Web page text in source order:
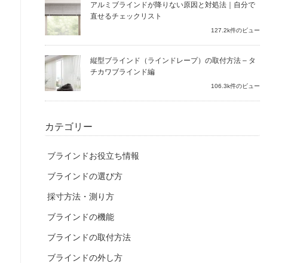
アルミブラインドが降りない原因と対処法｜自分で
直せるチェックリスト
127.2k件のビュー
縦型ブラインド（ラインドレープ）の取付方法 – タ
チカワブラインド編
106.3k件のビュー
カテゴリー
ブラインドお役立ち情報
ブラインドの選び方
採寸方法・測り方
ブラインドの機能
ブラインドの取付方法
ブラインドの外し方